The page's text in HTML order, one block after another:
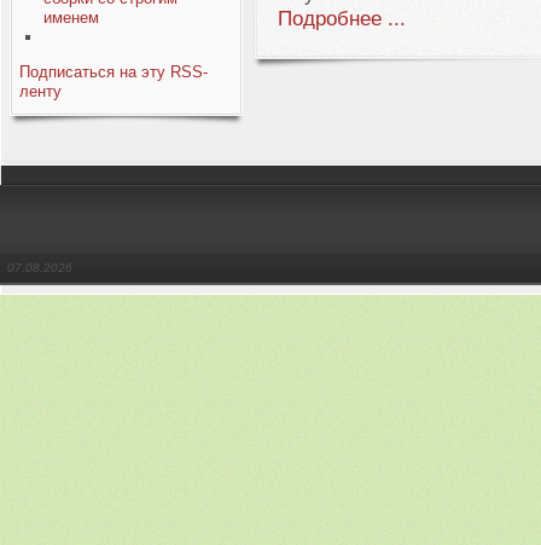
именем
Подписаться на эту RSS-
ленту
Подробнее ...
07.08.2026